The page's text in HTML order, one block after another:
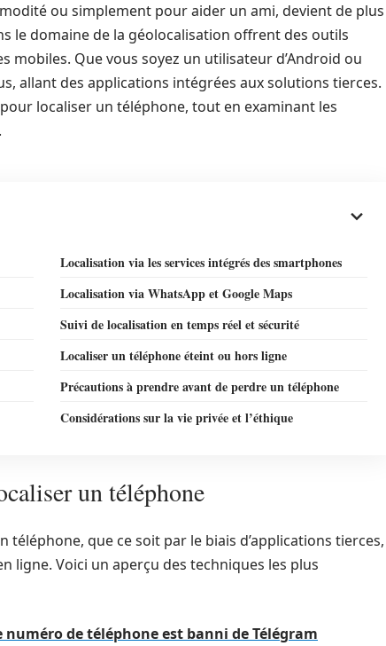
ou simplement pour aider un ami, devient de plus
le domaine de la géolocalisation offrent des outils
mobiles. Que vous soyez un utilisateur d’Android ou
allant des applications intégrées aux solutions tierces.
localiser un téléphone, tout en examinant les
Localisation via les services intégrés des smartphones
Localisation via WhatsApp et Google Maps
Suivi de localisation en temps réel et sécurité
Localiser un téléphone éteint ou hors ligne
Précautions à prendre avant de perdre un téléphone
Considérations sur la vie privée et l’éthique
un téléphone
que ce soit par le biais d’applications tierces,
ligne. Voici un aperçu des techniques les plus
numéro de téléphone est banni de Télégram